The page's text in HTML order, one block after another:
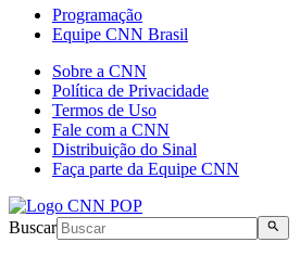
Programação
Equipe CNN Brasil
Sobre a CNN
Política de Privacidade
Termos de Uso
Fale com a CNN
Distribuição do Sinal
Faça parte da Equipe CNN
Buscar